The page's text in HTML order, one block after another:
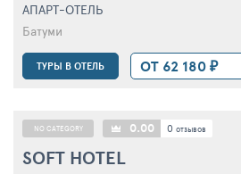
АПАРТ-ОТЕЛЬ
Батуми
ТУРЫ В ОТЕЛЬ ОТ 62 180 ₽
NO CATEGORY 0.00 0 отзывов
SOFT HOTEL